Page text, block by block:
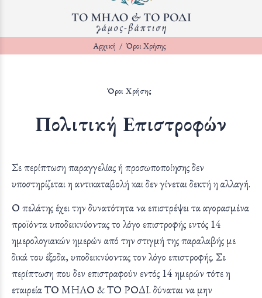
Αρχική Όροι Χρήσης
Όροι Χρήσης
Πολιτική Επιστροφών
Σε περίπτωση παραγγελίας ή προσωποποίησης δεν
υποστηρίζεται η αντικαταβολή και δεν γίνεται δεκτή η αλλαγή.
Ο πελάτης έχει την δυνατότητα να επιστρέψει τα αγορασμένα
προϊόντα υποδεικνύοντας το λόγο επιστροφής εντός 14
ημερολογιακών ημερών από την στιγμή της παραλαβής με
δικά του έξοδα, υποδεικνύοντας τον λόγο επιστροφής. Σε
περίπτωση που δεν επιστραφούν εντός 14 ημερών τότε η
εταιρεία ΤΟ ΜΗΛΟ & ΤΟ ΡΟΔΙ. δύναται να μην